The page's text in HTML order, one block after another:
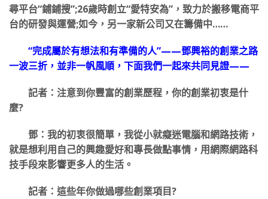
尋平台“鋪鋪搜”;26歲時創立“愛特安為”，致力於搬移電商平
台的研發與運營;如今，另一家新公司又在籌備中……
“完成屬於有想法和有準備的人”——鄧興裕的創業之路
一波三折，並非一帆風順，下面我們一起來共同見證——
記者：注意到你豐富的創業歷程，你的創業初衷是什
麼?
鄧：我的初衷很簡單，我從小就癡迷電腦和網路技術，
就是想利用自己的興趣愛好和專長做點事情，用網際網路科
技手段來影響更多人的生活。
記者：這些年你做過哪些創業項目?